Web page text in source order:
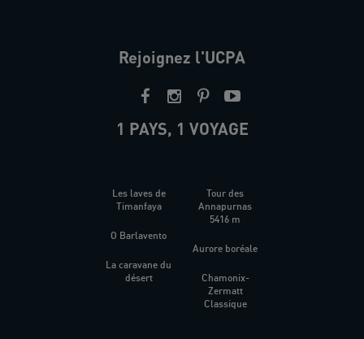
Rejoignez l'UCPA
1 PAYS, 1 VOYAGE
Les laves de
Timanfaya
O Barlavento
La caravane du
désert
Tour des
Annapurnas
5416 m
Aurore boréale
Chamonix-
Zermatt
Classique